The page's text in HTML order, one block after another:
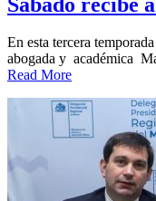
En esta tercera
abogada y académica
Read More